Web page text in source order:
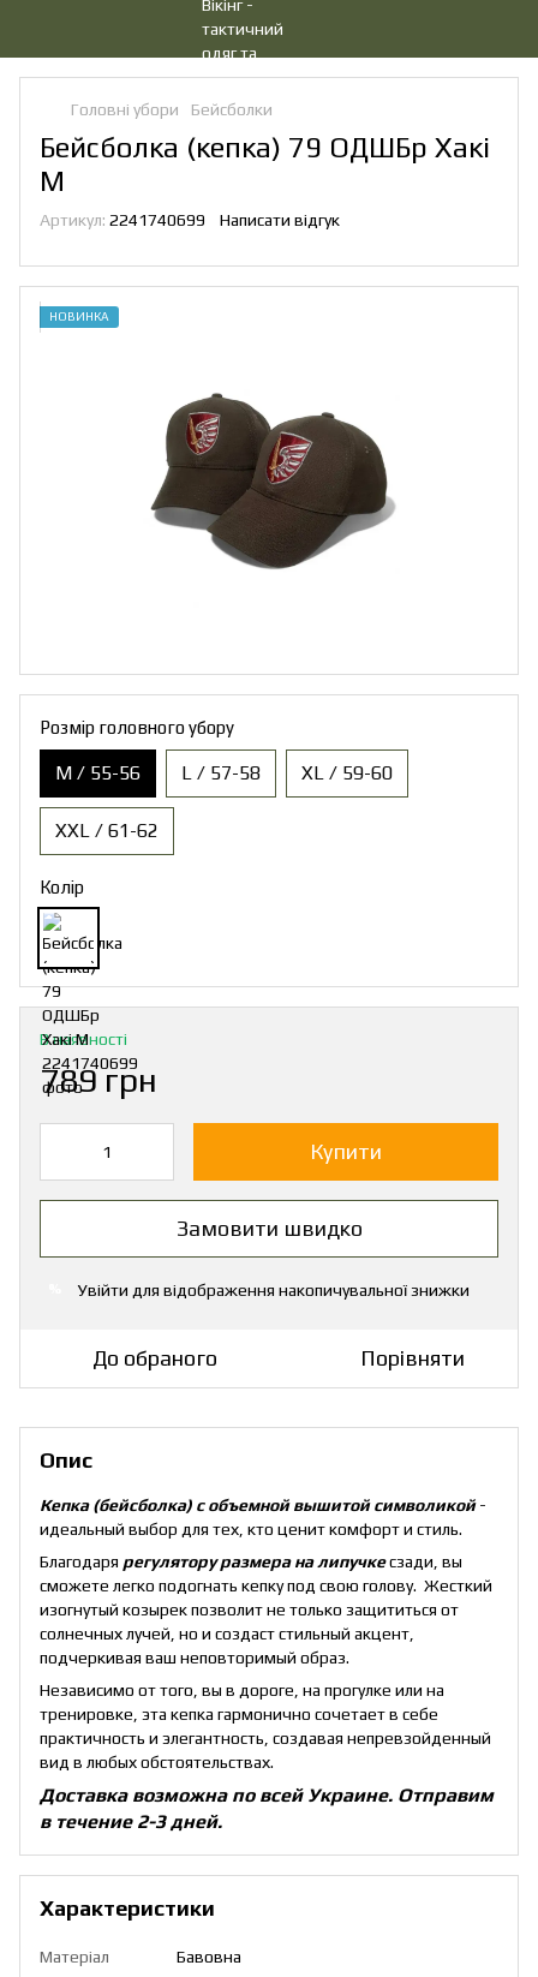
Головні убори Бейсболки
Бейсболка (кепка) 79 ОДШБр Хакі
M
Артикул: 2241740699 Написати відгук
НОВИНКА
Розмір головного убору
M / 55-56 L / 57-58 XL / 59-60
XXL / 61-62
Колір
В наявності
789 грн
Купити
Замовити швидко
Увійти для відображення накопичувальної знижки
До обраного Порівняти
Опис
Кепка (бейсболка) с объемной вышитой символикой-
идеальный выбор для тех, кто ценит комфорт и стиль.
Благодаря регулятору размера на липучкесзади, вы
сможете легко подогнать кепку под свою голову. Жесткий
изогнутый козырек позволит не только защититься от
солнечных лучей, но и создаст стильный акцент,
подчеркивая ваш неповторимый образ.
Независимо от того, вы в дороге, на прогулке или на
тренировке, эта кепка гармонично сочетает в себе
практичность и элегантность, создавая непревзойденный
вид в любых обстоятельствах.
Доставка возможна по всей Украине. Отправим
в течение 2-3 дней.
Характеристики
Матеріал
Бавовна